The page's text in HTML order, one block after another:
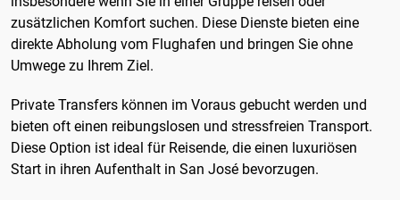
zusätzlichen Komfort suchen. Diese Dienste bieten eine
direkte Abholung vom Flughafen und bringen Sie ohne
Umwege zu Ihrem Ziel.
Private Transfers können im Voraus gebucht werden und
bieten oft einen reibungslosen und stressfreien Transport.
Diese Option ist ideal für Reisende, die einen luxuriösen
Start in ihren Aufenthalt in San José bevorzugen.